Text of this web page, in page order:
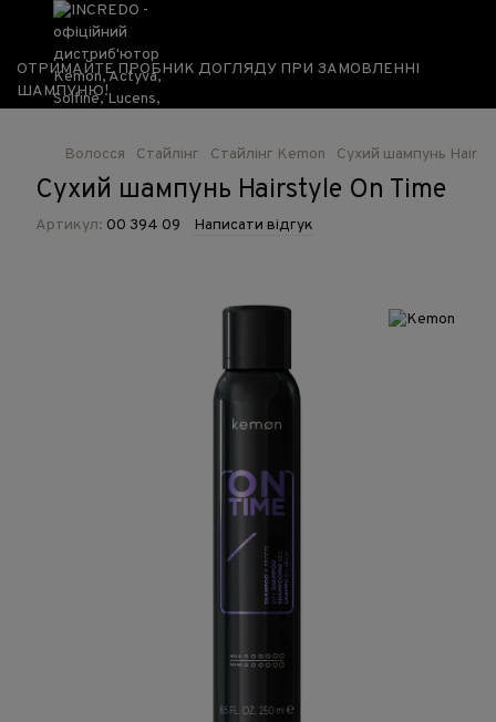
ОТРИМАЙТЕ ПРОБНИК ДОГЛЯДУ ПРИ ЗАМОВЛЕННІ
ШАМПУНЮ!
Волосся Стайлінг Стайлінг Kemon Сухий шампунь
Сухий шампунь Hairstyle On Time
Артикул: 00 394 09 Написати відгук